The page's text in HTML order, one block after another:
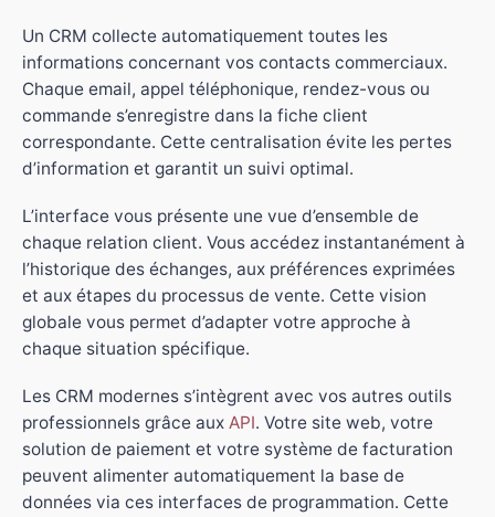
Un CRM collecte automatiquement toutes les
informations concernant vos contacts commerciaux.
Chaque email, appel téléphonique, rendez-vous ou
commande s’enregistre dans la fiche client
correspondante. Cette centralisation évite les pertes
d’information et garantit un suivi optimal.
L’interface vous présente une vue d’ensemble de
chaque relation client. Vous accédez instantanément à
l’historique des échanges, aux préférences exprimées
et aux étapes du processus de vente. Cette vision
globale vous permet d’adapter votre approche à
chaque situation spécifique.
Les CRM modernes s’intègrent avec vos autres outils
professionnels grâce aux API. Votre site web, votre
solution de paiement et votre système de facturation
peuvent alimenter automatiquement la base de
données via ces interfaces de programmation. Cette